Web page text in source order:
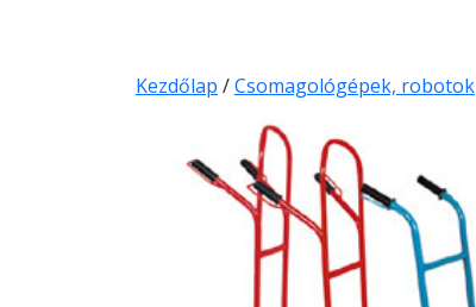
Kezdőlap /Csomagológépek, robotok